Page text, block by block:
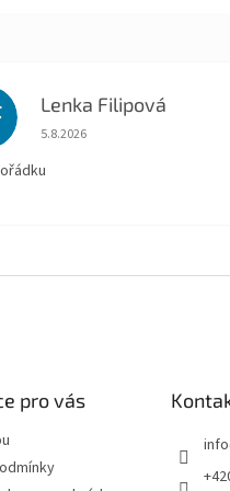
Lenka Filipová
Hodnocení obchodu je 5 z 5
5.8.2026
pro vás
info